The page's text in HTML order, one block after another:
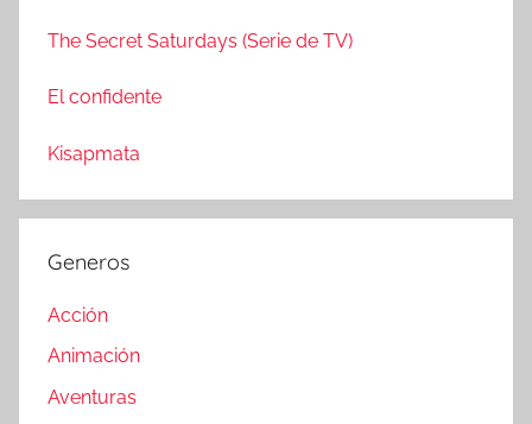
The Secret Saturdays (Serie de TV)
El confidente
Kisapmata
Generos
Acción
Animación
Aventuras